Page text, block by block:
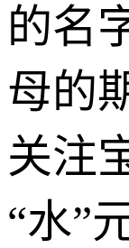
的名
母的
关注
“水”